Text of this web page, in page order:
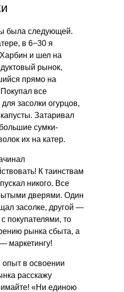
была следующей.
в 6−30 я
и шел на
рынок,
прямо на
все
засолки огурцов,
Затаривал
сумки-
их на катер.
К таинствам
никого. Все
дверями. Один
засолке, другой —
покупателями, то
рынка сбыта, а
маркетингу!
в освоении
расскажу
«Ни единою